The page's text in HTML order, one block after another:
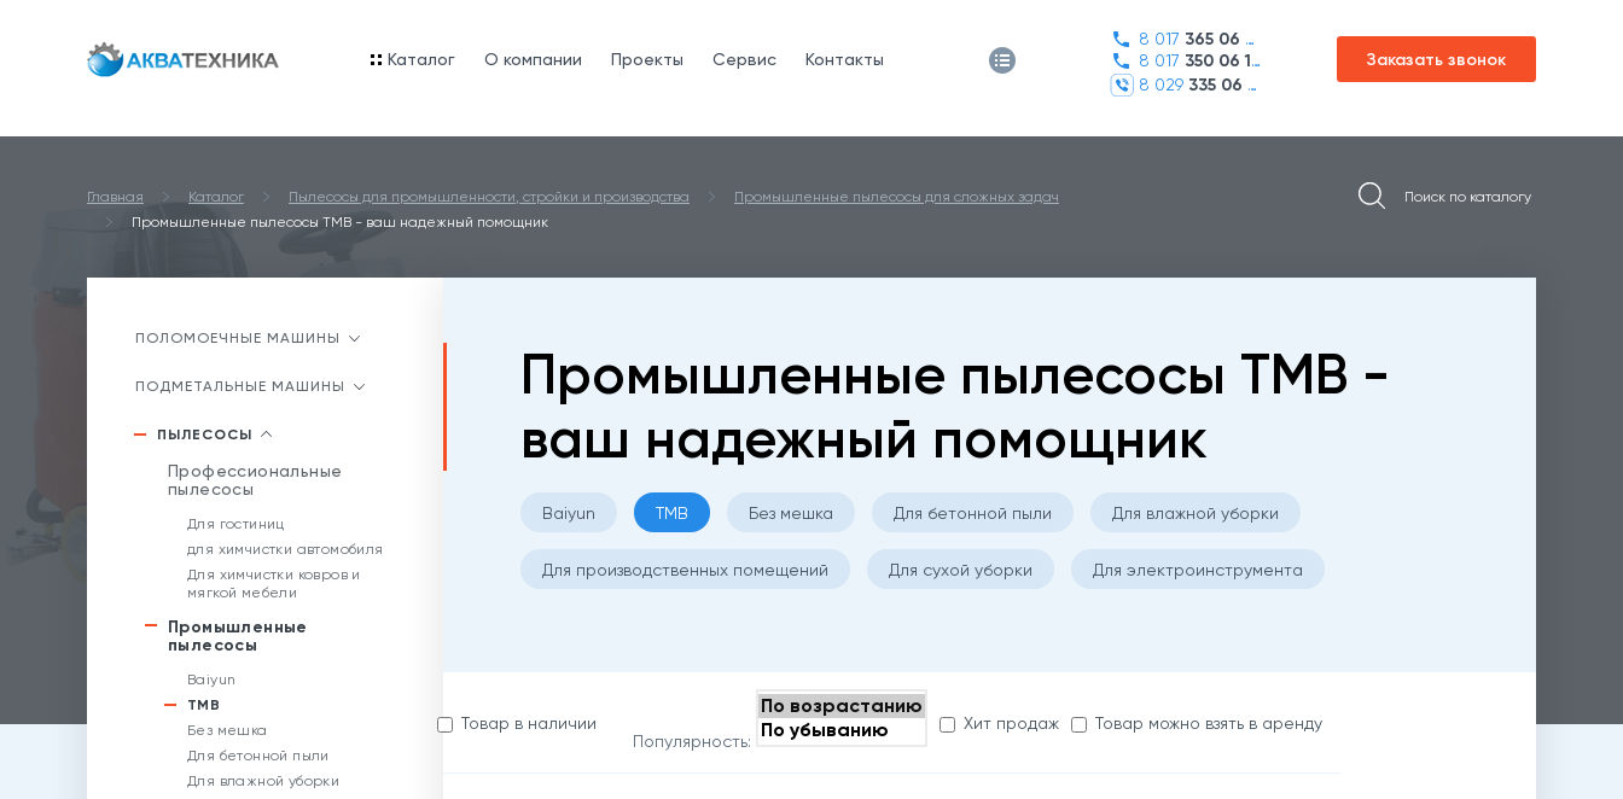
Каталог O компании Проекты Сервис Контакты
8 017 365 06 45
8 017 350 06 16
8 029 335 06 01
Заказать звонок
Главная Каталог Пылесосы для промышленности, стройки и производства
Промышленные пылесосы для сложных задач
Промышленные пылесосы TMB - ваш надежный помощник
ПОЛОМОЕЧНЫЕ МАШИНЫ
ПОДМЕТАЛЬНЫЕ МАШИНЫ
ПЫЛЕСОСЫ
Профессиональные
пылесосы
Для гостиниц
для химчистки автомобиля
Для химчистки ковров и
мягкой мебели
Промышленные
пылесосы
Baiyun
TMB
Без мешка
Для бетонной пыли
Для влажной уборки
Промышленные пылесосы TMB -
ваш надежный помощник
Baiyun TMB Без мешка Для бетонной пыли Для влажной уборки
Для производственных помещений Для сухой уборки Для электроинструмента
Товар в наличии
Популярность:
Хит продаж Товар можно взять в аренду